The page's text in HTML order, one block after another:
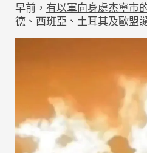
早前， 有以軍向身處杰寧市
德、西班亞、土耳其及歐盟